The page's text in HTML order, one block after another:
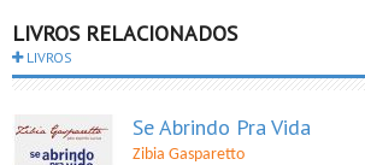
LIVROS RELACIONADOS
LIVROS
Se Abrindo Pra Vida
Zibia Gasparetto